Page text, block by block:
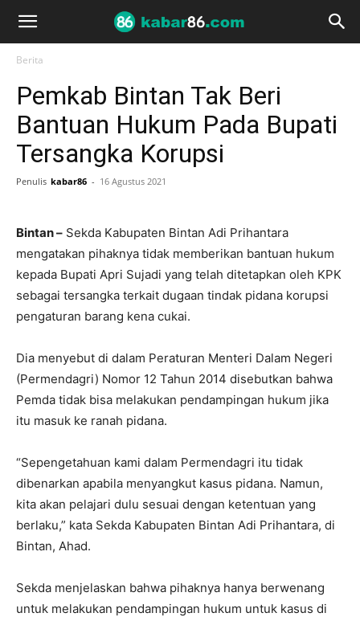
Berita
Pemkab Bintan Tak Beri
Bantuan Hukum Pada Bupati
Tersangka Korupsi
Penulis kabar86 - 16 Agustus 2021
Bintan – Sekda Kabupaten Bintan Adi Prihantara
mengatakan pihaknya tidak memberikan bantuan hukum
kepada Bupati Apri Sujadi yang telah ditetapkan oleh KPK
sebagai tersangka terkait dugaan tindak pidana korupsi
pengaturan barang kena cukai.
Dia menyebut di dalam Peraturan Menteri Dalam Negeri
(Permendagri) Nomor 12 Tahun 2014 disebutkan bahwa
Pemda tidak bisa melakukan pendampingan hukum jika
itu masuk ke ranah pidana.
“Sepengetahuan kami dalam Permendagri itu tidak
dibenarkan apabila menyangkut kasus pidana. Namun,
kita akan pelajari dulu sesuai dengan ketentuan yang
berlaku,” kata Sekda Kabupaten Bintan Adi Prihantara, di
Bintan, Ahad.
Sekda menjelaskan bahwa pihaknya hanya berwenang
untuk melakukan pendampingan hukum untuk kasus di